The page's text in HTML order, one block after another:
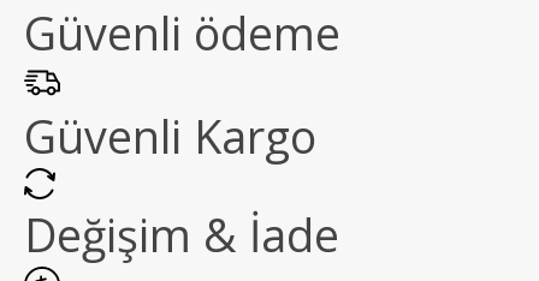
Güvenli ödeme
Güvenli Kargo
Değişim & İade